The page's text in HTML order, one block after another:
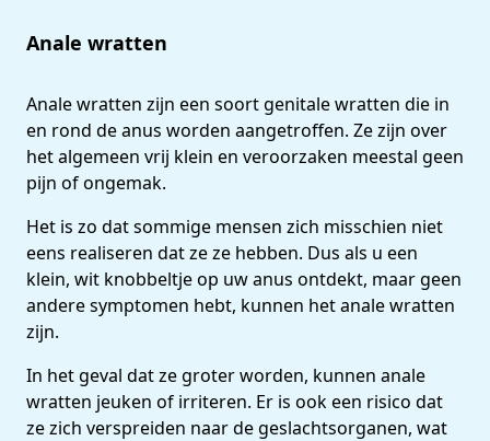
Anale wratten
Anale wratten zijn een soort genitale wratten die in
en rond de anus worden aangetroffen. Ze zijn over
het algemeen vrij klein en veroorzaken meestal geen
pijn of ongemak.
Het is zo dat sommige mensen zich misschien niet
eens realiseren dat ze ze hebben. Dus als u een
klein, wit knobbeltje op uw anus ontdekt, maar geen
andere symptomen hebt, kunnen het anale wratten
zijn.
In het geval dat ze groter worden, kunnen anale
wratten jeuken of irriteren. Er is ook een risico dat
ze zich verspreiden naar de geslachtsorganen, wat